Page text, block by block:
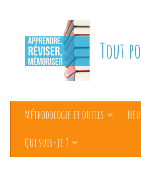
Tout
Méthodologie et outils
Qui suis-je ?